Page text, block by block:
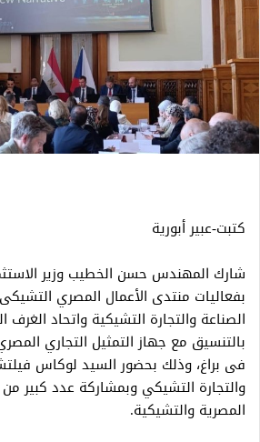
كتبت-عبير أبورية
شارك المهندس حسن الخطيب وزير
بفعاليات منتدى الأعمال المصري
الصناعة والتجارة التشيكية واتحاد الغرف
بالتنسيق مع جهاز التمثيل التجاري
فى براغ، وذلك بحضور السيد لوكاس
والتجارة التشيكي وبمشاركة عدد كبير
المصرية والتشيكية.